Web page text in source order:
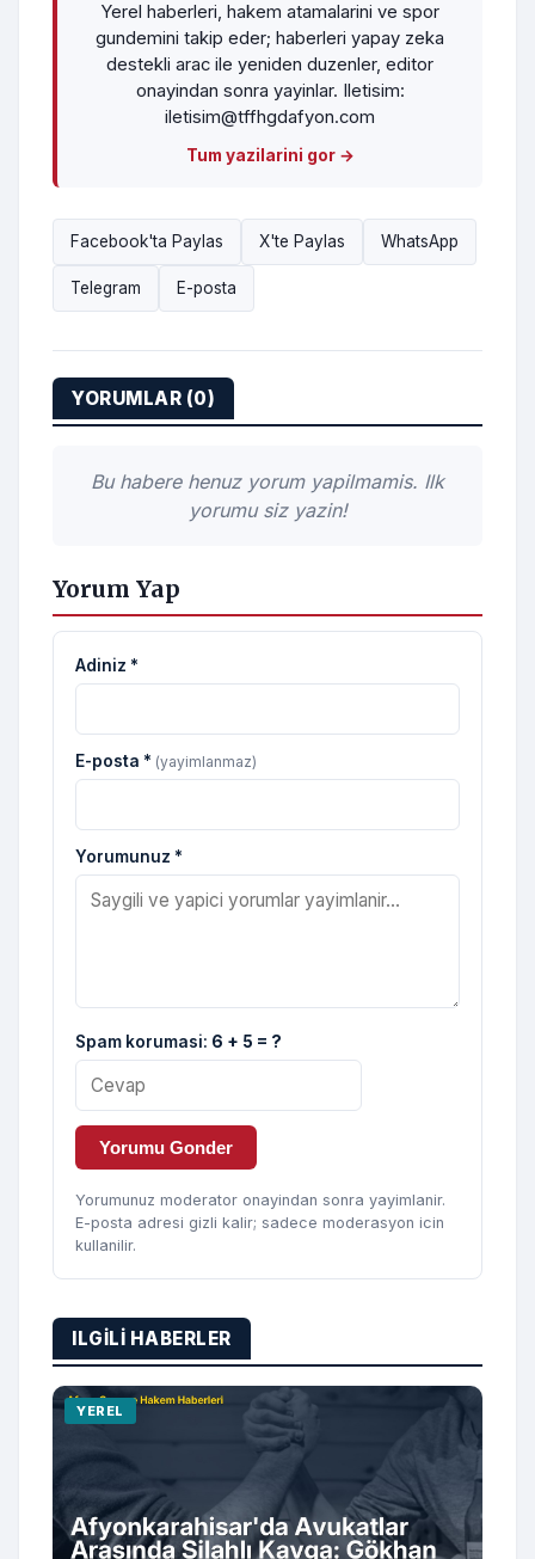
Yerel haberleri, hakem atamalarini ve spor
gundemini takip eder; haberleri yapay zeka
destekli arac ile yeniden duzenler, editor
onayindan sonra yayinlar. Iletisim:
iletisim@tffhgdafyon.com
Tum yazilarini gor →
Facebook'ta Paylas X'te Paylas WhatsApp
Telegram E-posta
YORUMLAR (0)
Bu habere henuz yorum yapilmamis. Ilk
yorumu siz yazin!
Yorum Yap
Adiniz *
E-posta * (yayimlanmaz)
Yorumunuz *
Spam korumasi: 6 + 5 = ?
Yorumu Gonder
Yorumunuz moderator onayindan sonra yayimlanir.
E-posta adresi gizli kalir; sadece moderasyon icin
kullanilir.
ILGILI HABERLER
YEREL